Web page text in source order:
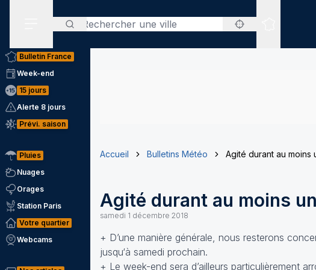
Rechercher
Sites
Bulletin France
Week-end
15 jours
Alerte 8 jours
Prévi. saison
Pluies
Nuages
Orages
Station Paris
Votre quartier
Webcams
Accueil Bulletins Météo Agité durant au moins
Agité durant au moins
samedi 1 décembre 2018
+ D’une manière générale, nous resterons
jusqu‘à samedi prochain.
+ Le week-end sera d’ailleurs particulièrement